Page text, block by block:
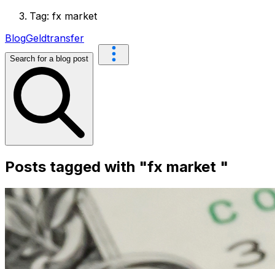
Tag: fx market
BlogGeldtransfer
Search for a blog post
Posts tagged with "fx market "